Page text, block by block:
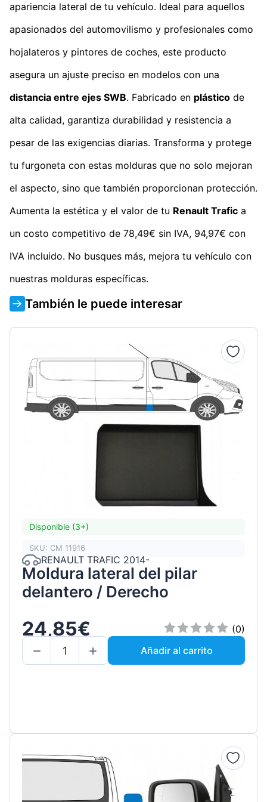
apariencia lateral de tu vehículo. Ideal para aquellos
apasionados del automovilismo y profesionales como
hojalateros y pintores de coches, este producto
asegura un ajuste preciso en modelos con una
distancia entre ejes SWB. Fabricado en plástico de
alta calidad, garantiza durabilidad y resistencia a
pesar de las exigencias diarias. Transforma y protege
tu furgoneta con estas molduras que no solo mejoran
el aspecto, sino que también proporcionan protección.
Aumenta la estética y el valor de tu Renault Trafic a
un costo competitivo de 78,49€ sin IVA, 94,97€ con
IVA incluido. No busques más, mejora tu vehículo con
nuestras molduras específicas.
También le puede interesar
Disponible (3+)
SKU: CM 11916
RENAULT TRAFIC 2014-
Moldura lateral del pilar
delantero / Derecho
24,85€
(0)
Añadir al carrito